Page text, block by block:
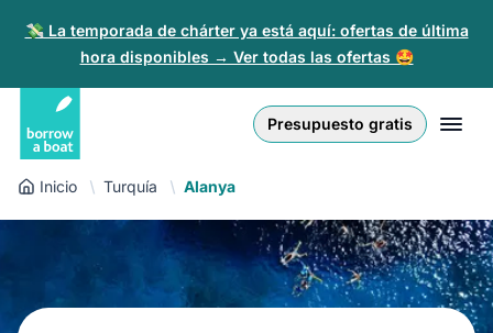
💸 La temporada de chárter ya está aquí: ofertas de última
hora disponibles → Ver todas las ofertas 🤩
Presupuesto gratis
Iniciar sesión
Regístrate
Para partners
Złoty
English (UK)
Nederlands
Inicio Turquía Alanya